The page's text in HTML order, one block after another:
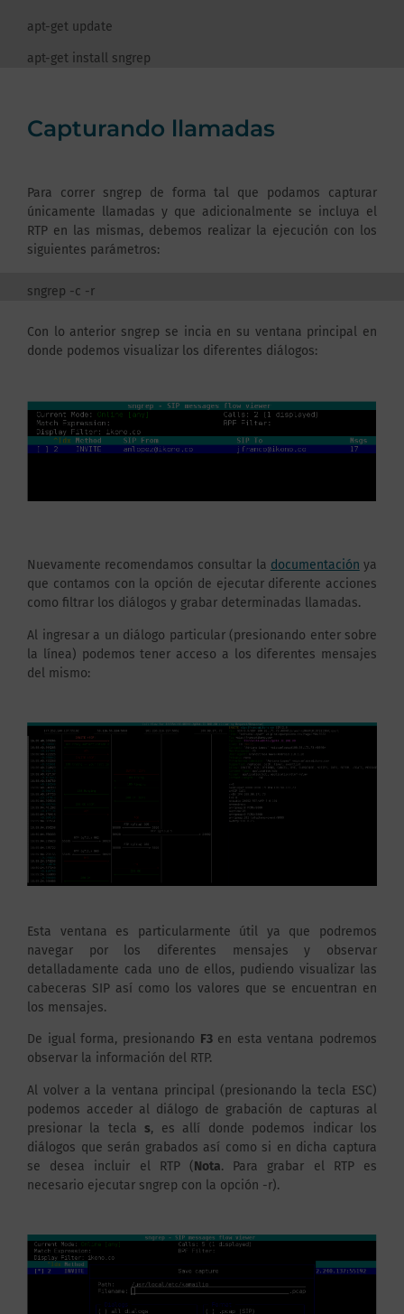
apt-get update
apt-get install sngrep
Capturando llamadas
Para correr sngrep de forma tal que podamos capturar
únicamente llamadas y que adicionalmente se incluya el
RTP en las mismas, debemos realizar la ejecución con los
siguientes parámetros:
sngrep -c -r
Con lo anterior sngrep se incia en su ventana principal en
donde podemos visualizar los diferentes diálogos:
Nuevamente recomendamos consultar la documentación ya
que contamos con la opción de ejecutar diferente acciones
como filtrar los diálogos y grabar determinadas llamadas.
Al ingresar a un diálogo particular (presionando enter sobre
la línea) podemos tener acceso a los diferentes mensajes
del mismo:
Esta ventana es particularmente útil ya que podremos
navegar por los diferentes mensajes y observar
detalladamente cada uno de ellos, pudiendo visualizar las
cabeceras SIP así como los valores que se encuentran en
los mensajes.
De igual forma, presionando F3en esta ventana podremos
observar la información del RTP.
Al volver a la ventana principal (presionando la tecla ESC)
podemos acceder al diálogo de grabación de capturas al
presionar la teclas, es allí donde podemos indicar los
diálogos que serán grabados así como si en dicha captura
se desea incluir el RTP (Nota. Para grabar el RTP es
necesario ejecutar sngrep con la opción -r).